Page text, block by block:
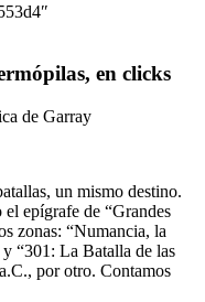
en clicks
de Garray
un mismo destino.
epígrafe de “Grandes
zonas: “Numancia, la
“301: La Batalla de las
por otro. Contamos